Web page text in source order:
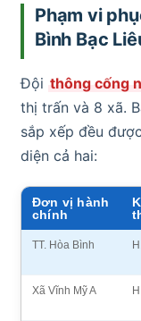
Phạm vi
Bình Bạc
Đội thông cống
thị trấn và 8 xã.
sắp xếp đều
diện cả hai:
Đơn vị hành
chính
TT. Hòa Bình
Xã Vĩnh Mỹ A